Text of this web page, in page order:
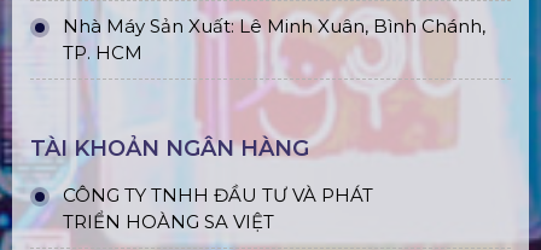
Nhà Máy Sản Xuất: Lê Minh Xuân, Bình Chánh,
TP. HCM
TÀI KHOẢN NGÂN HÀNG
CÔNG TY TNHH ĐẦU TƯ VÀ PHÁT
TRIỂN HOÀNG SA VIỆT